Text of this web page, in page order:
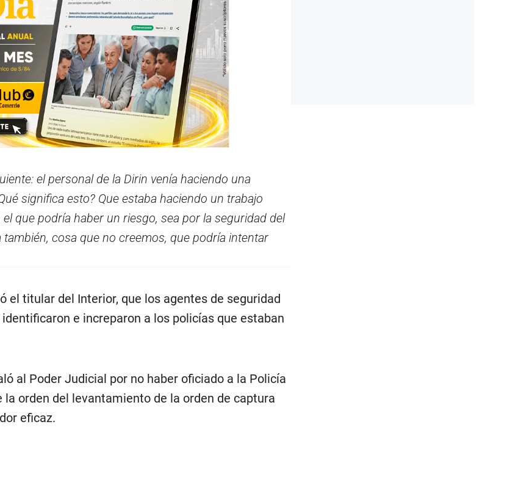
el personal de la Dirin venía haciendo una
significa esto? Que estaba haciendo un trabajo
que podría haber un riesgo, sea por la seguridad del
cosa que no creemos, que podría intentar
el titular del Interior, que los agentes de seguridad
e increparon a los policías que estaban
al Poder Judicial por no haber oficiado a la Policía
la orden del levantamiento de la orden de captura
eficaz.